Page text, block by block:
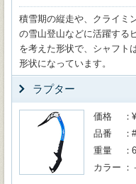
積雪期の縦走や、クライミ
の雪山登山などに活躍する
を考えた形状で、シャフト
形状になっています。
ラプター
価格
品番
重量
カラー